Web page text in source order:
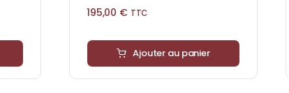
195,00 € TTC
Ajouter au panier